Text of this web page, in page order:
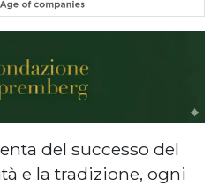
del successo del
e la tradizione, ogni